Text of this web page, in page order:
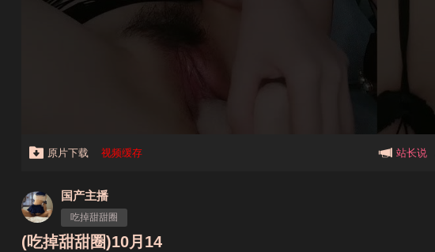
原片下载 视频缓存 站长说
国产主播
吃掉甜甜圈
(吃掉甜甜圈)10月14